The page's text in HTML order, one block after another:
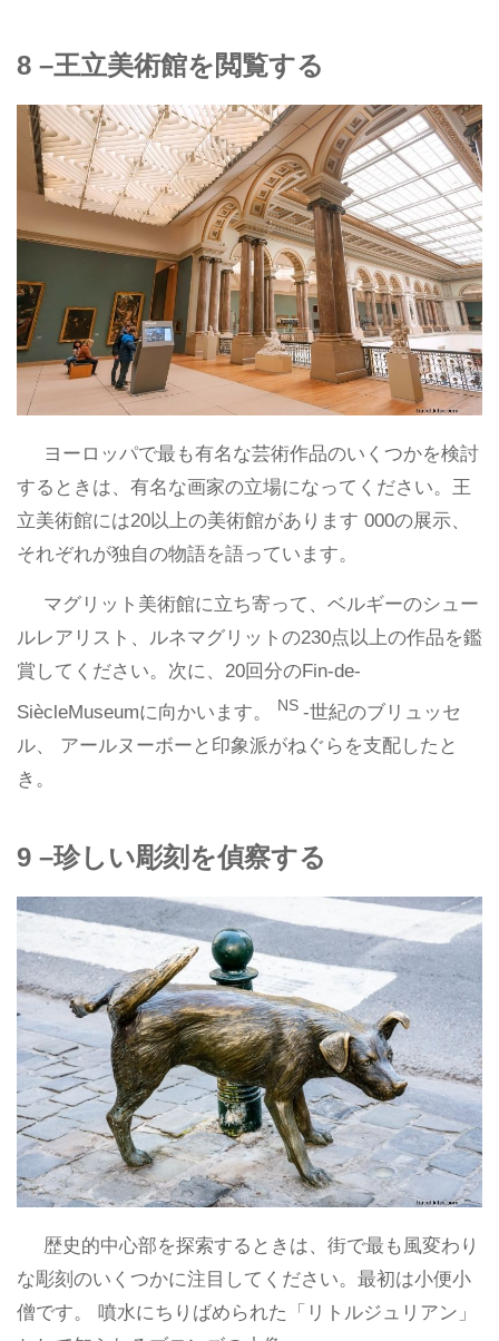
8 –王立美術館を閲覧する
ヨーロッパで最も有名な芸術作品のいくつかを検討
するときは、有名な画家の立場になってください。王
立美術館には20以上の美術館があります 000の展示、
それぞれが独自の物語を語っています。
マグリット美術館に立ち寄って、ベルギーのシュー
ルレアリスト、ルネマグリットの230点以上の作品を鑑
賞してください。次に、20回分のFin-de-
SiècleMuseumに向かいます。
NS -世紀のブリュッセ
ル、 アールヌーボーと印象派がねぐらを支配したと
き。
9 –珍しい彫刻を偵察する
歴史的中心部を探索するときは、街で最も風変わり
な彫刻のいくつかに注目してください。最初は小便小
僧です。 噴水にちりばめられた「リトルジュリアン」